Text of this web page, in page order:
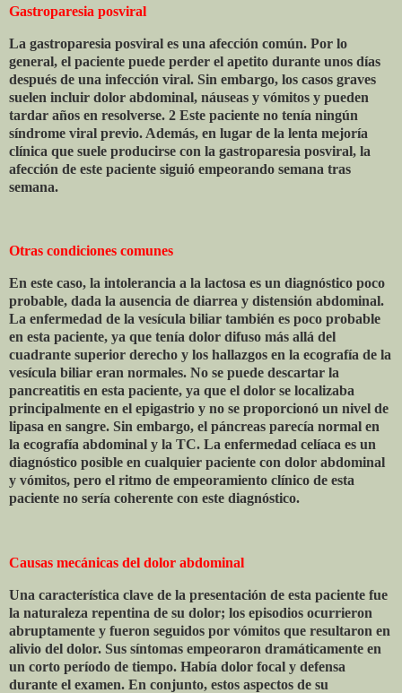
Gastroparesia posviral
La gastroparesia posviral es una afección común. Por lo
general, el paciente puede perder el apetito durante unos días
después de una infección viral. Sin embargo, los casos graves
suelen incluir dolor abdominal, náuseas y vómitos y pueden
tardar años en resolverse. 2 Este paciente no tenía ningún
síndrome viral previo. Además, en lugar de la lenta mejoría
clínica que suele producirse con la gastroparesia posviral, la
afección de este paciente siguió empeorando semana tras
semana.
Otras condiciones comunes
En este caso, la intolerancia a la lactosa es un diagnóstico poco
probable, dada la ausencia de diarrea y distensión abdominal.
La enfermedad de la vesícula biliar también es poco probable
en esta paciente, ya que tenía dolor difuso más allá del
cuadrante superior derecho y los hallazgos en la ecografía de la
vesícula biliar eran normales. No se puede descartar la
pancreatitis en esta paciente, ya que el dolor se localizaba
principalmente en el epigastrio y no se proporcionó un nivel de
lipasa en sangre. Sin embargo, el páncreas parecía normal en
la ecografía abdominal y la TC. La enfermedad celíaca es un
diagnóstico posible en cualquier paciente con dolor abdominal
y vómitos, pero el ritmo de empeoramiento clínico de esta
paciente no sería coherente con este diagnóstico.
Causas mecánicas del dolor abdominal
Una característica clave de la presentación de esta paciente fue
la naturaleza repentina de su dolor; los episodios ocurrieron
abruptamente y fueron seguidos por vómitos que resultaron en
alivio del dolor. Sus síntomas empeoraron dramáticamente en
un corto período de tiempo. Había dolor focal y defensa
durante el examen. En conjunto, estos aspectos de su